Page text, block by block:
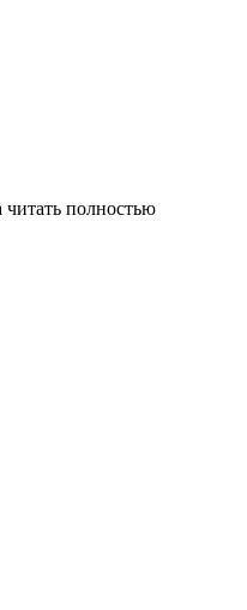
читать полностью